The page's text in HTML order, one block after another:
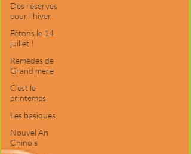
Des réserves
pour l'hiver
Fêtons le 14
juillet !
Remèdes de
Grand mère
C'est le
printemps
Les basiques
Nouvel An
Chinois